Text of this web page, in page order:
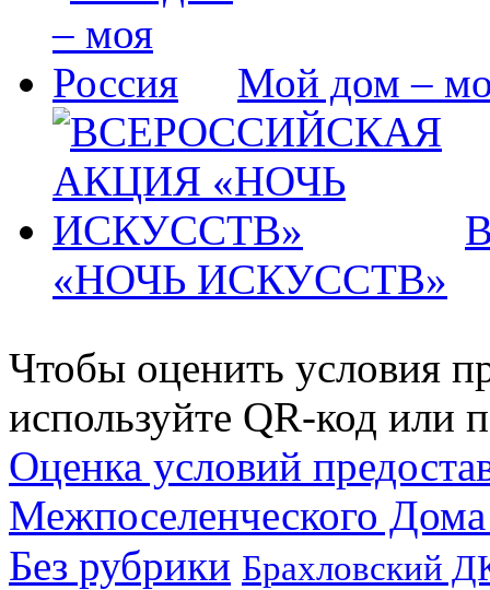
Мой дом –
«НОЧЬ ИСКУССТВ»
Чтобы оценить условия
используйте QR-код или
Оценка условий
Межпоселенческого
Без рубрики Брахловский